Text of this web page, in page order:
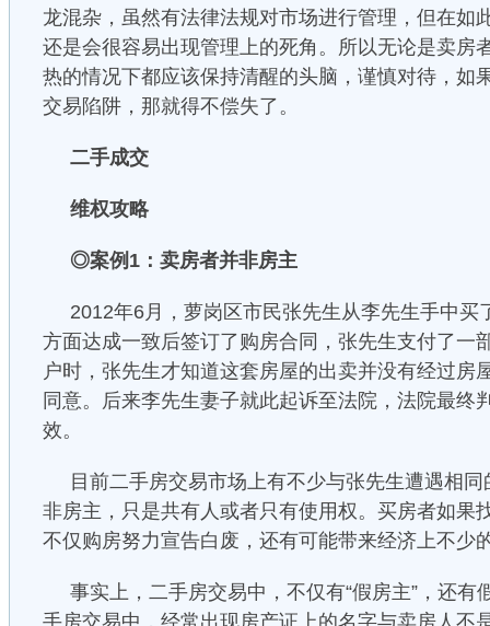
龙混杂，虽然有法律法规对市场进行管理，但在如
还是会很容易出现管理上的死角。所以无论是卖房
热的情况下都应该保持清醒的头脑，谨慎对待，如
交易陷阱，那就得不偿失了。
二手成交
维权攻略
◎案例1：卖房者并非房主
2012年6月，萝岗区市民张先生从李先生手中买
方面达成一致后签订了购房合同，张先生支付了一
户时，张先生才知道这套房屋的出卖并没有经过房
同意。后来李先生妻子就此起诉至法院，法院最终
效。
目前二手房交易市场上有不少与张先生遭遇相
非房主，只是共有人或者只有使用权。买房者如果
不仅购房努力宣告白废，还有可能带来经济上不少
事实上，二手房交易中，不仅有“假房主”，还有
手房交易中，经常出现房产证上的名字与卖房人不